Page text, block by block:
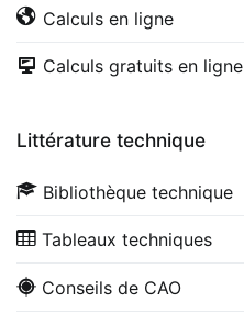
Calculs en ligne
Calculs gratuits en ligne
Littérature technique
Bibliothèque technique
Tableaux techniques
Conseils de CAO